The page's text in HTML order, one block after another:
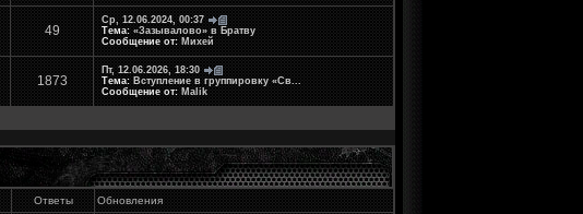
49
Ср, 12.06.2024, 00:37
Тема: «Зазывалово» в Братву
Сообщение от: Михей
1873
Пт, 12.06.2026, 18:30
Тема: Вступление в группировку «Св...
Сообщение от: Malik
Ответы Обновления